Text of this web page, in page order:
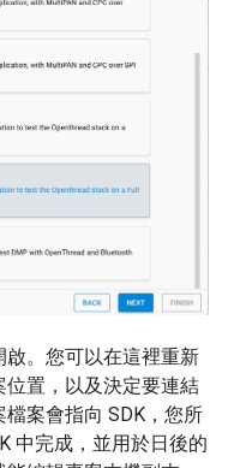
啟。您可以在這裡重新
置，以及決定要連結
案會指向 SDK，您所
中完成，並用於日後的